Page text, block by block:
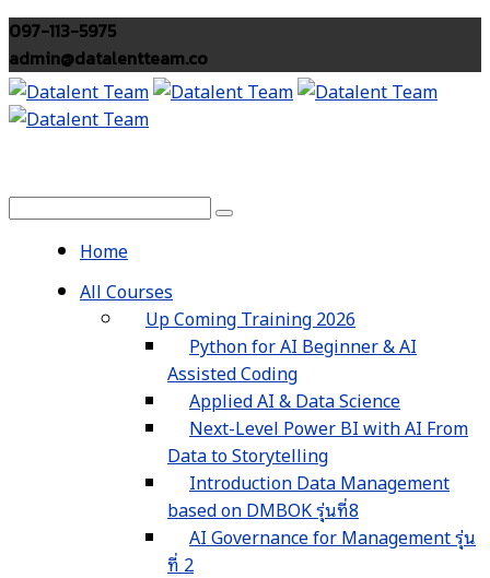
097-113-5975
admin@datalentteam.co
Home
All Courses
Up Coming Training 2026
Python for AI Beginner & AI
Assisted Coding
Applied AI & Data Science
Next-Level Power BI with AI From
Data to Storytelling
Introduction Data Management
based on DMBOK รุ่นที่8
AI Governance for Management รุ่น
ที่ 2